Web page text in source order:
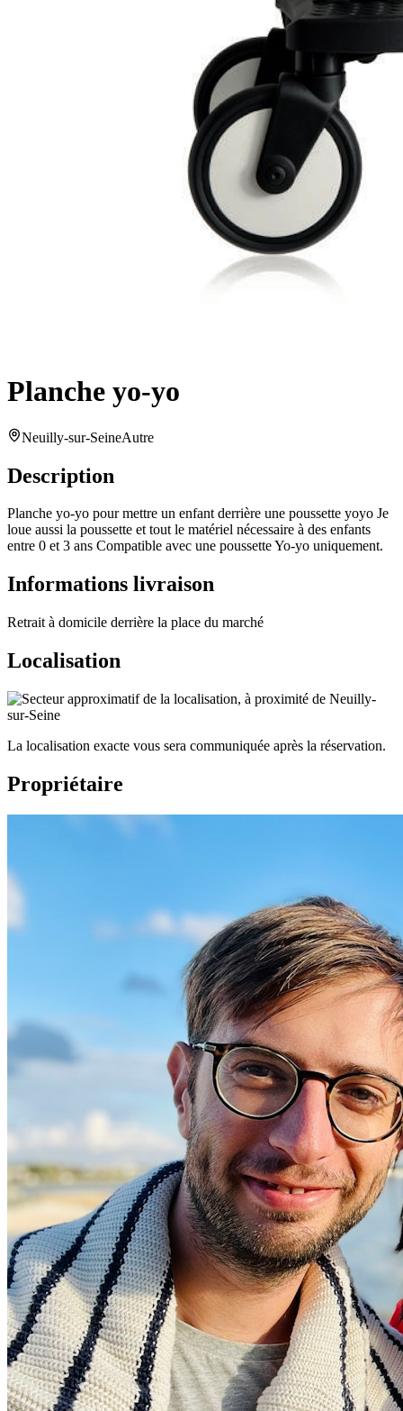
Planche yo-yo
Neuilly-sur-SeineAutre
Description
Planche yo-yo pour mettre un enfant derrière une poussette yoyo Je
loue aussi la poussette et tout le matériel nécessaire à des enfants
entre 0 et 3 ans Compatible avec une poussette Yo-yo uniquement.
Informations livraison
Retrait à domicile derrière la place du marché
Localisation
La localisation exacte vous sera communiquée après la réservation.
Propriétaire